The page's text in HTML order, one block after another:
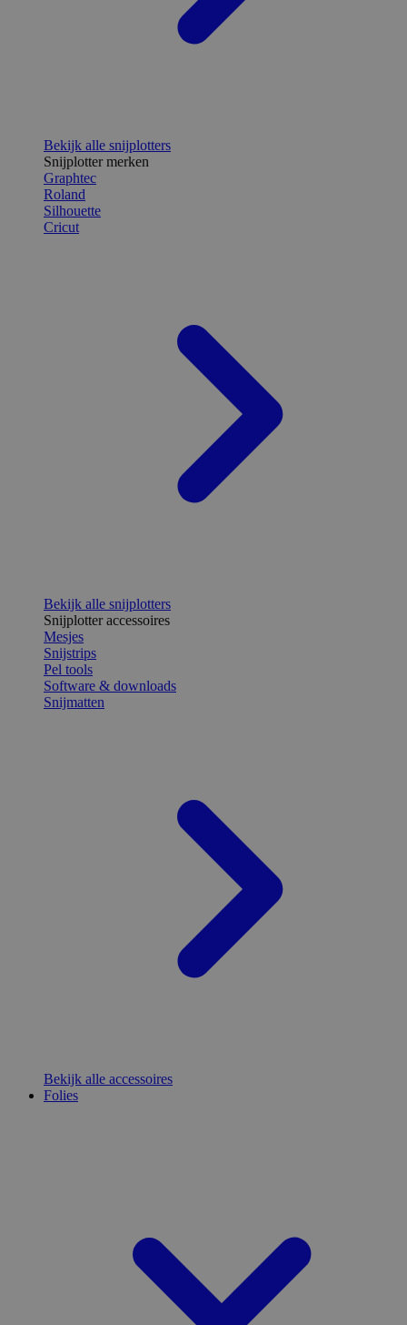
Bekijk alle snijplotters
Snijplotter merken
Graphtec
Roland
Silhouette
Cricut
Bekijk alle snijplotters
Snijplotter accessoires
Mesjes
Snijstrips
Pel tools
Software & downloads
Snijmatten
Bekijk alle accessoires
Folies